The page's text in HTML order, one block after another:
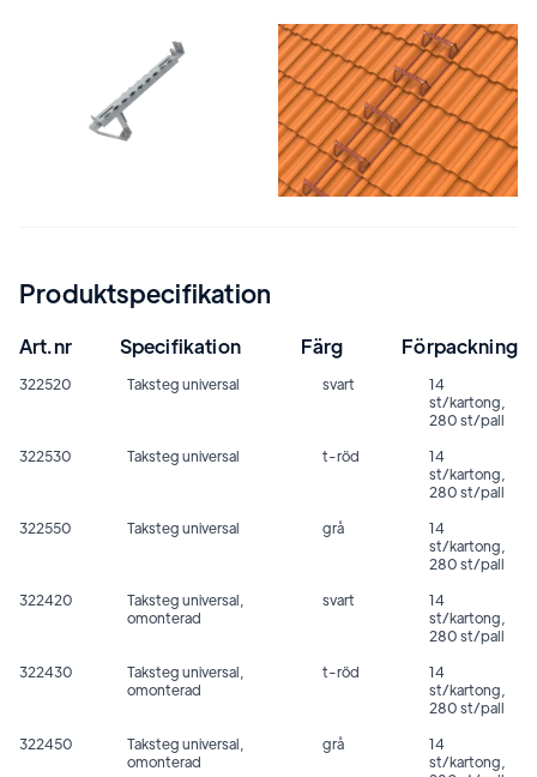
Produktspecifikation
Art.nr Specifikation Färg Förpackning
322520 Taksteg universal svart
14
st/kartong,
280 st/pall
322530
Taksteg universal t-röd
14
st/kartong,
280 st/pall
322550
Taksteg universal grå
14
st/kartong,
280 st/pall
322420
Taksteg universal,
omonterad
svart
14
st/kartong,
280 st/pall
322430
Taksteg universal,
omonterad
t-röd
14
st/kartong,
280 st/pall
322450
Taksteg universal,
omonterad
grå
14
st/kartong,